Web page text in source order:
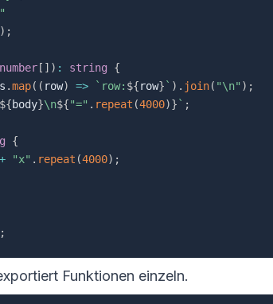
) ;
number [ ] ) : string
{
.map( ( row) => ` row: ${row} ` ) . join( "\n" ) ;
${body}\n${"=" . repeat (4000)} ` ;
{
+ "x" . repeat (4000) ;
;
Funktionen einzeln.